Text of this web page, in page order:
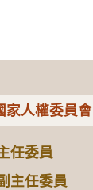
家人權委員會
任委員
主任委員